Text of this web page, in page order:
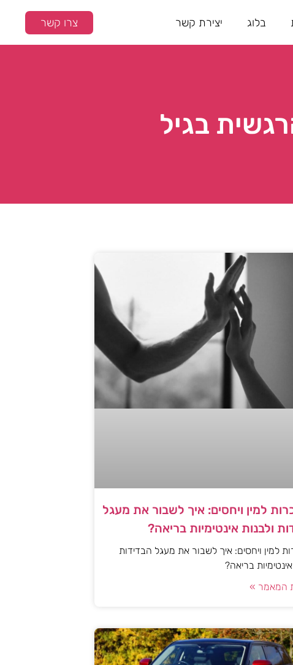
בלוג יצירת קשר צרו קשר
בגיל
למין ויחסים: איך לשבור את מעגל
ולבנות אינטימיות בריאה?
למין ויחסים: איך לשבור את מעגל הבדידות
בריאה?
המאמר »